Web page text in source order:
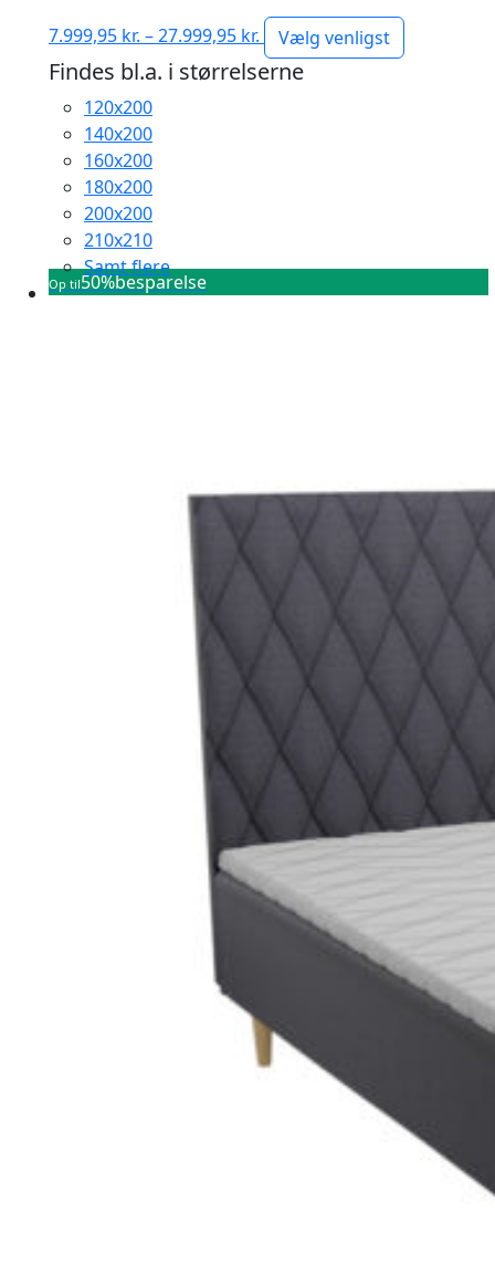
7.999,95 kr. –27.999,95 kr. Prisinterval:
7.999,95 kr.
til
Vælg venligst
Findes bl.a. i størrelserne
120x200
140x200
160x200
180x200
200x200
210x210
Samt flere
Op til50%besparelse